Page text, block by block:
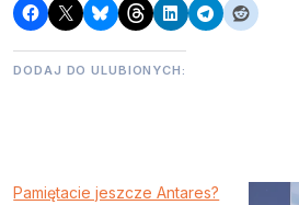
DODAJ DO ULUBIONYCH:
Pamiętacie jeszcze Antares?